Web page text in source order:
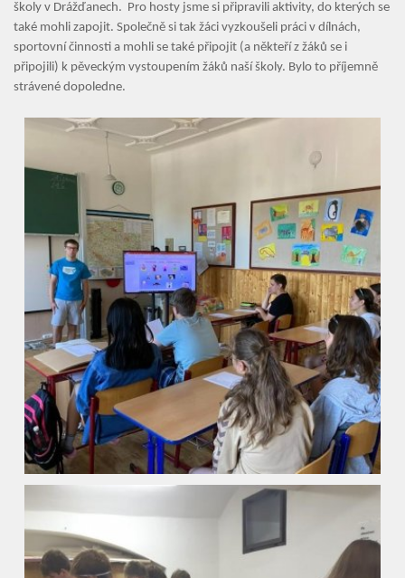
Úvod
Organizace školního roku
Úřední deska
Naše škola
Základní škola
ZŠ speciální
ZŠ a MŠ při nemocnici
Fotogalerie
Vyhledávání na webu
školy v Drážďanech. Pro hosty jsme si připravili aktivity, do kterých se
také mohli zapojit. Společně si tak žáci vyzkoušeli práci v dílnách,
sportovní činnosti a mohli se také připojit (a někteří z žáků se i
připojili) k pěveckým vystoupením žáků naší školy. Bylo to příjemně
strávené dopoledne.